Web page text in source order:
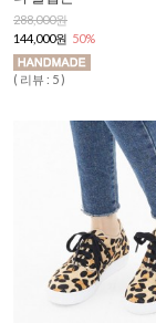
288,000원
144,000원 50%
( 리뷰 : 5 )